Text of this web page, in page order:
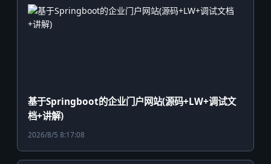
基于Springboot的企业门户网站(源码+LW+调试文
档+讲解)
2026/8/5 8:17:08